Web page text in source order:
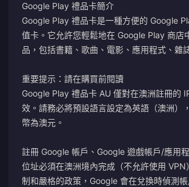
Google Play 禮品卡簡介
Google Play 禮品卡是一種方便的 Google
值卡。它允許您輕鬆地在 Google Play 商店
品，包括書籍、歌曲、電影、應用程式、雜
重要提示：請在購買前閱讀
Google Play 禮品卡 AU 僅對在澳洲註冊的
效。請務必將預設語言設定為英語（澳洲）
幣為澳元。
註冊 Google 帳戶、Google 遊戲帳戶/應用
位址必須在澳洲境內完成（不允許使用 VPN
制和嚴格的政策，Google 會在兌換時偵測